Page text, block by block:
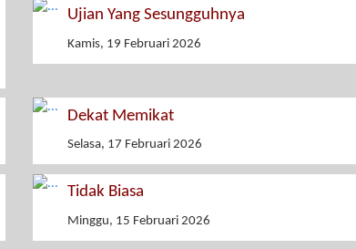
Ujian Yang Sesungguhnya
Kamis, 19 Februari 2026
Dekat Memikat
Selasa, 17 Februari 2026
Tidak Biasa
Minggu, 15 Februari 2026